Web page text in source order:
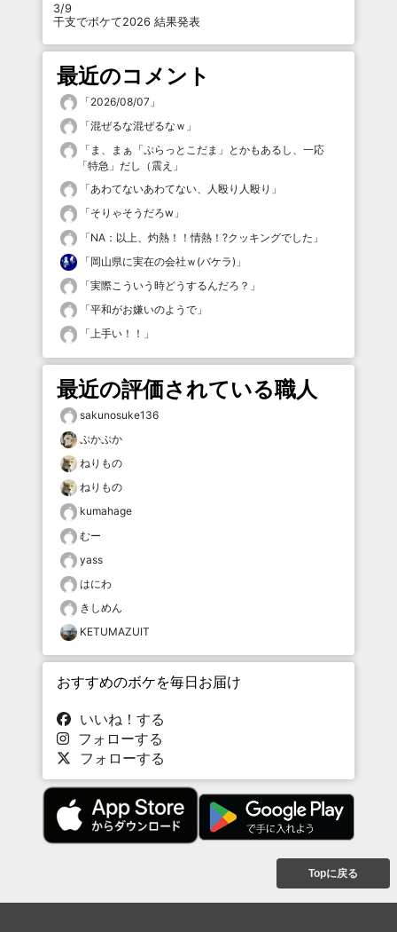
3/9
干支でボケて2026 結果発表
最近のコメント
「2026/08/07 」
「混ぜるな混ぜるなｗ 」
「 ま、まぁ「ぷらっとこだま」とかもあるし、一応
「特急」だし（震え 」
「あわてないあわてない、人殴り人殴り 」
「そりゃそうだろw 」
「NA：以上、灼熱！！情熱！?クッキングでした 」
「岡山県に実在の会社ｗ(バケラ) 」
「実際こういう時どうするんだろ？ 」
「平和がお嫌いのようで 」
「上手い！！ 」
最近の評価されている職人
sakunosuke136
ぷかぷか
ねりもの
ねりもの
kumahage
むー
yass
はにわ
きしめん
KETUMAZUIT
おすすめのボケを毎日お届け
いいね！する
フォローする
フォローする
Topに戻る